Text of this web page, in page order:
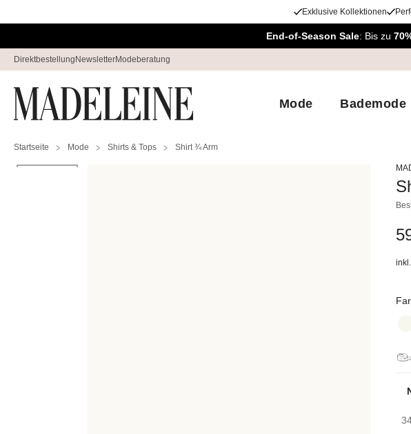
Exklusive Kollektionen
End-of-Season Sale: Bis zu
Direktbestellung NewsletterModeberatung
Mode Bademode
Startseite Mode Shirts & Tops Shirt ¾ Arm